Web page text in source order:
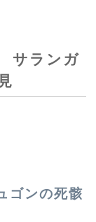
サランガ
ゴンの死骸